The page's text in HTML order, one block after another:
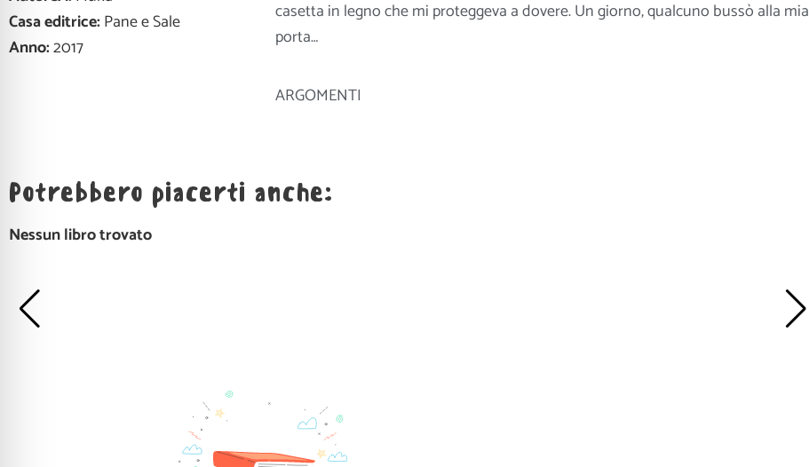
Casa editrice:Pane e Sale
Anno:2017
casetta in legno che mi proteggeva a dovere. Un giorno, qualcuno bussò alla mia
porta…
ARGOMENTI
Potrebbero piacerti anche:
Nessun libro trovato